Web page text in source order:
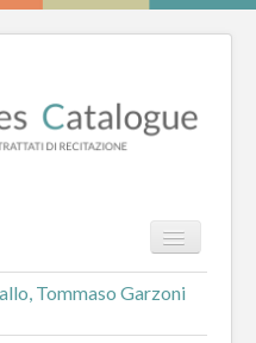
Tommaso Garzoni